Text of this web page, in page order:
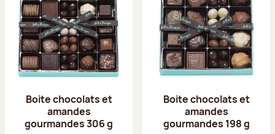
Boite chocolats et
amandes
gourmandes 306 g
Boite chocolats et
amandes
gourmandes 198 g